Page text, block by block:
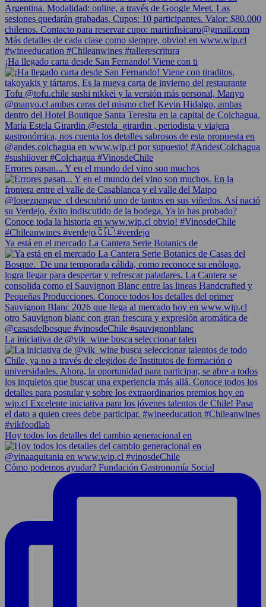
¡Ha llegado carta desde San Fernando! Viene con ti
Errores pasan... Y en el mundo del vino son muchos
Ya está en el mercado La Cantera Serie Botanics de
La iniciativa de @vik_wine busca seleccionar talen
Hoy todos los detalles del cambio generacional en
Cómo podemos ayudar? Fundación Gastronomía Social